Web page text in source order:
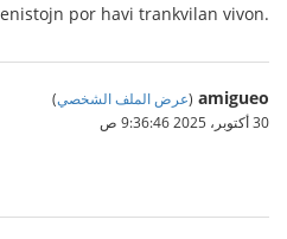
por havi trankvilan vivon.
amigueo
(عرض الملف الشخصي)
30 أكتوبر، 2025 9:36:46 ص